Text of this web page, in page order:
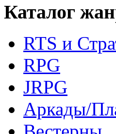
Каталог
RTS и
RPG
JRPG
Аркады/